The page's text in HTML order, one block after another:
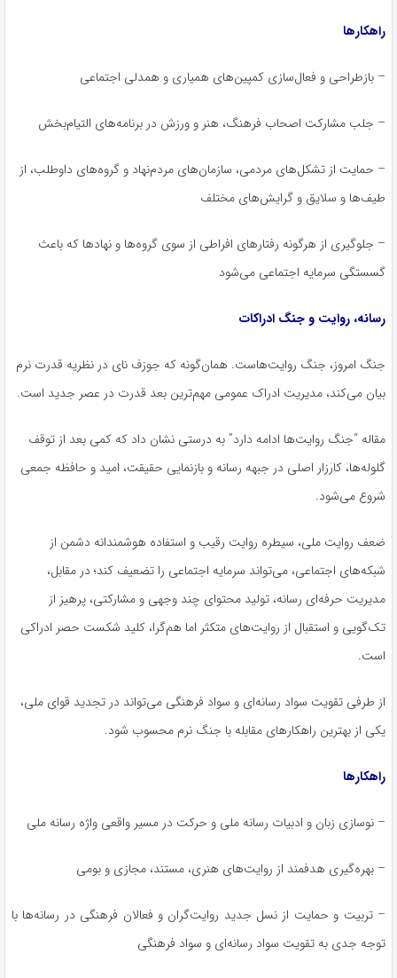
راهکارها
– بازطراحی و فعال‌سازی کمپین‌های همیاری و همدلی اجتماعی
– جلب مشارکت اصحاب فرهنگ، هنر و ورزش در برنامه‌های التیام‌بخش
– حمایت از تشکل‌های مردمی، سازمان‌های مردم‌نهاد و گروه‌های داوطلب، از
طیف‌ها و سلایق و گرایش‌های مختلف
– جلوگیری از هرگونه رفتارهای افراطی از سوی گروه‌ها و نهادها که باعث
گسستگی سرمایه اجتماعی می‌شود
رسانه، روایت و جنگ ادراکات
جنگ امروز، جنگ روایت‌هاست. همان‌گونه که جوزف نای در نظریه قدرت نرم
بیان می‌کند، مدیریت ادراک عمومی مهم‌ترین بعد قدرت در عصر جدید است.
مقاله “جنگ روایت‌ها ادامه دارد” به درستی نشان داد که کمی بعد از توقف
گلوله‌ها، کارزار اصلی در جبهه رسانه و بازنمایی حقیقت، امید و حافظه جمعی
شروع می‌شود.
ضعف روایت ملی، سیطره روایت رقیب و استفاده هوشمندانه دشمن از
شبکه‌های اجتماعی، می‌تواند سرمایه اجتماعی را تضعیف کند؛ در مقابل،
مدیریت حرفه‌ای رسانه، تولید محتوای چند وجهی و مشارکتی، پرهیز از
تک‌گویی و استقبال از روایت‌های متکثر اما هم‌گرا، کلید شکست حصر ادراکی
است.
از طرفی تقویت سواد رسانه‌ای و سواد فرهنگی می‌تواند در تجدید قوای ملی،
یکی از بهترین راهکارهای مقابله با جنگ نرم محسوب شود.
راهکارها
– نوسازی زبان و ادبیات رسانه ملی و حرکت در مسیر واقعی واژه رسانه ملی
– بهره‌گیری هدفمند از روایت‌های هنری، مستند، مجازی و بومی
– تربیت و حمایت از نسل جدید روایت‌گران و فعالان فرهنگی در رسانه‌ها با
توجه جدی به تقویت سواد رسانه‌ای و سواد فرهنگی